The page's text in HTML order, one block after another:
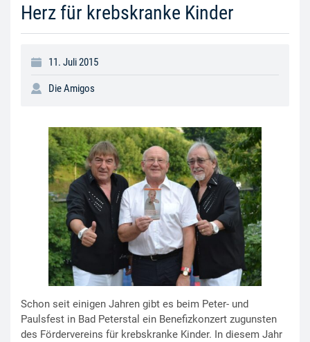
Herz für krebskranke Kinder
11. Juli 2015
Die Amigos
Schon seit einigen Jahren gibt es beim Peter- und
Paulsfest in Bad Peterstal ein Benefizkonzert zugunsten
des Fördervereins für krebskranke Kinder. In diesem Jahr